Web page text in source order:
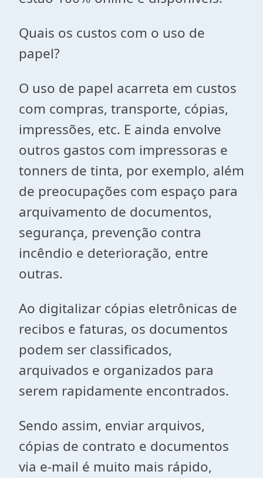
Quais os custos com o uso de
papel?
O uso de papel acarreta em custos
com compras, transporte, cópias,
impressões, etc. E ainda envolve
outros gastos com impressoras e
tonners de tinta, por exemplo, além
de preocupações com espaço para
arquivamento de documentos,
segurança, prevenção contra
incêndio e deterioração, entre
outras.
Ao digitalizar cópias eletrônicas de
recibos e faturas, os documentos
podem ser classificados,
arquivados e organizados para
serem rapidamente encontrados.
Sendo assim, enviar arquivos,
cópias de contrato e documentos
via e-mail é muito mais rápido,